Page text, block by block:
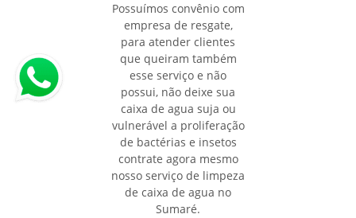
Possuímos convênio com
empresa de resgate,
para atender clientes
que queiram também
esse serviço e não
possui, não deixe sua
caixa de agua suja ou
vulnerável a proliferação
de bactérias e insetos
contrate agora mesmo
nosso serviço de limpeza
de caixa de agua no
Sumaré.